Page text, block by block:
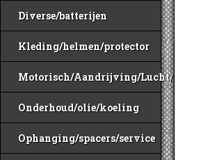
Diverse/batterijen
Kleding/helmen/protector
Motorisch/Aandrijving/Lucht/Benzine
Onderhoud/olie/koeling
Ophanging/spacers/service